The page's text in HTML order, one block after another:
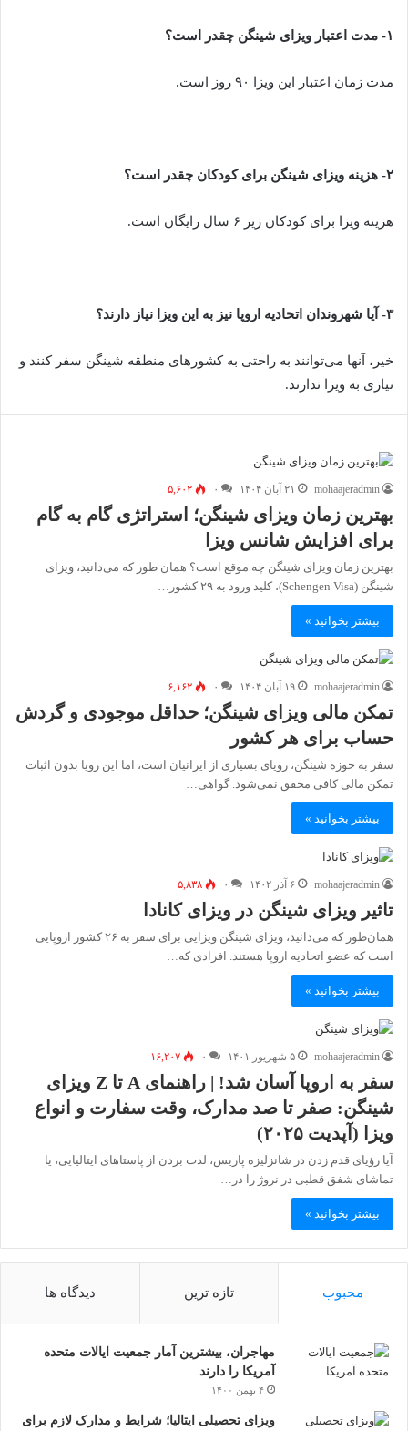
۱- مدت اعتبار ویزای شینگن چقدر است؟
مدت زمان اعتبار این ویزا ۹۰ روز است.
۲- هزینه ویزای شینگن برای کودکان چقدر است؟
هزینه ویزا برای کودکان زیر ۶ سال رایگان است.
۳- آیا شهروندان اتحادیه اروپا نیز به این ویزا نیاز دارند؟
خیر، آنها می‌توانند به راحتی به کشورهای منطقه شینگن سفر کنند و
نیازی به ویزا ندارند.
mohaajeradmin ۲۱ آبان ۱۴۰۴ ۰ ۵,۶۰۲
بهترین زمان ویزای شینگن؛ استراتژی گام به گام
برای افزایش شانس ویزا
بهترین زمان ویزای شینگن چه موقع است؟ همان طور که می‌دانید، ویزای
شینگن (Schengen Visa)، کلید ورود به ۲۹ کشور…
بیشتر بخوانید »
mohaajeradmin ۱۹ آبان ۱۴۰۴ ۰ ۶,۱۶۲
تمکن مالی ویزای شینگن؛ حداقل موجودی و گردش
حساب برای هر کشور
سفر به حوزه شینگن، رویای بسیاری از ایرانیان است، اما این رویا بدون اثبات
تمکن مالی کافی محقق نمی‌شود. گواهی…
بیشتر بخوانید »
mohaajeradmin ۶ آذر ۱۴۰۲ ۰ ۵,۸۳۸
تاثیر ویزای شینگن در ویزای کانادا
همان‌طور که می‌دانید، ویزای شینگن ویزایی برای سفر به ۲۶ کشور اروپایی
است که عضو اتحادیه اروپا هستند. افرادی که…
بیشتر بخوانید »
mohaajeradmin ۵ شهریور ۱۴۰۱ ۰ ۱۶,۲۰۷
سفر به اروپا آسان شد! | راهنمای A تا Z ویزای
شینگن: صفر تا صد مدارک، وقت سفارت و انواع
ویزا (آپدیت ۲۰۲۵)
آیا رؤیای قدم زدن در شانزلیزه پاریس، لذت بردن از پاستاهای ایتالیایی، یا
تماشای شفق قطبی در نروژ را در…
بیشتر بخوانید »
محبوب تازه ترین دیدگاه ها
مهاجران، بیشترین آمار جمعیت ایالات متحده
آمریکا را دارند
۴ بهمن ۱۴۰۰
ویزای تحصیلی ایتالیا؛ شرایط و مدارک لازم برای